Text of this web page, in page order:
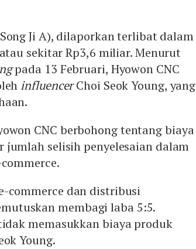
Ji A), dilaporkan terlibat dalam
sekitar Rp3,6 miliar. Menurut
pada 13 Februari, Hyowon CNC
influencerChoi Seok Young, yang
CNC berbohong tentang biaya
selisih penyelesaian dalam
commerce dan distribusi
membagi laba 5:5.
memasukkan biaya produk
Young.